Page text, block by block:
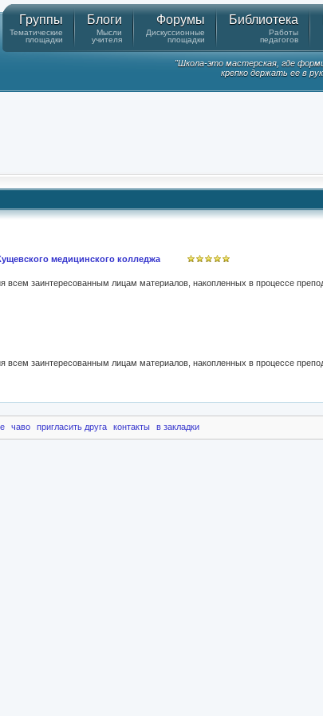
Группы
Тематические
площадки
Блоги
Мысли
учителя
Форумы
Дискуссионные
площадки
Библиотека
Работы
педагогов
"Школа-это мастерская, где
крепко держать ее в
медицинского колледжа
чаво пригласить друга контакты в закладки